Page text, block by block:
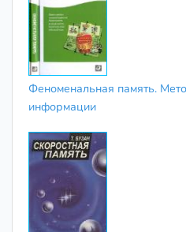
Феноменальная память.
информации